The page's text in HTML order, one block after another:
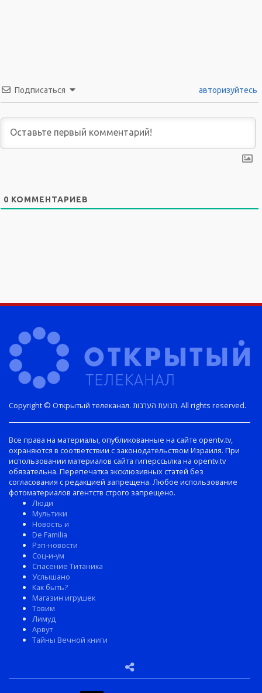
Подписаться авторизуйтесь
0 КОММЕНТАРИЕВ
Copyright © Открытый телеканал. תנועת הערבות. All rights reserved.
Все права на материалы, опубликованные на сайте opentv.tv,
охраняются в соответствии с законодательством Израиля. При
использовании материалов сайта гиперссылка на opentv.tv
обязательна. Перепечатка эксклюзивных статей без
согласования с редакцией запрещена. Любое использование
фотоматериалов агентств строго запрещено.
Люди
Мультики
Новость и
De Familia
Рэп-новости
Соц-и-ум
Спасение Титаника
Услышано
Как быть?
Магазин игрушек
Товим
Лимуд
Арвут
Тайны Вечной книги